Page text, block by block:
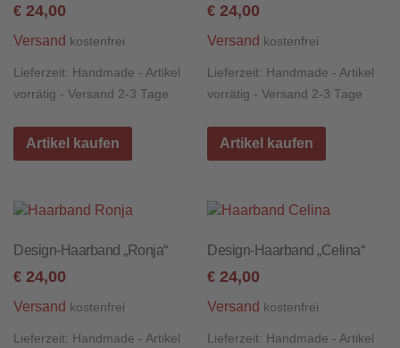
€ 24,00
Versand kostenfrei
Lieferzeit: Handmade - Artikel
vorrätig - Versand 2-3 Tage
Artikel kaufen
€ 24,00
Versand kostenfrei
Lieferzeit: Handmade - Artikel
vorrätig - Versand 2-3 Tage
Artikel kaufen
Design-Haarband „Ronja“
€ 24,00
Versand kostenfrei
Lieferzeit: Handmade - Artikel
Design-Haarband „Celina“
€ 24,00
Versand kostenfrei
Lieferzeit: Handmade - Artikel